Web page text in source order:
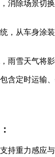
消除场景切
，从车身涂
雨雪天气将
含定时运输
持重力感应